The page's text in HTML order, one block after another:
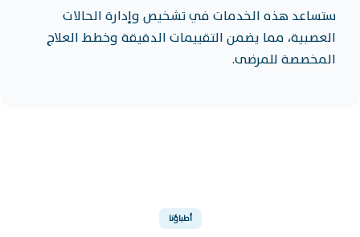
ستساعد هذه الخدمات في تشخيص وإدارة الحالات
العصبية، مما يضمن التقييمات الدقيقة وخطط العلاج
المخصصة للمرضى.
أطباؤنا